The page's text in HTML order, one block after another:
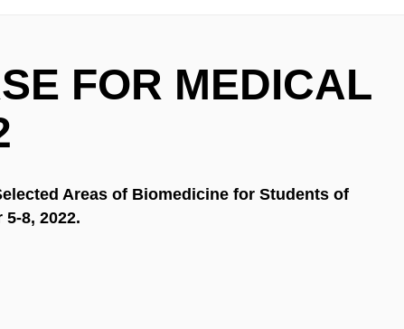
FOR MEDICAL
Areas of Biomedicine for Students of
8, 2022.